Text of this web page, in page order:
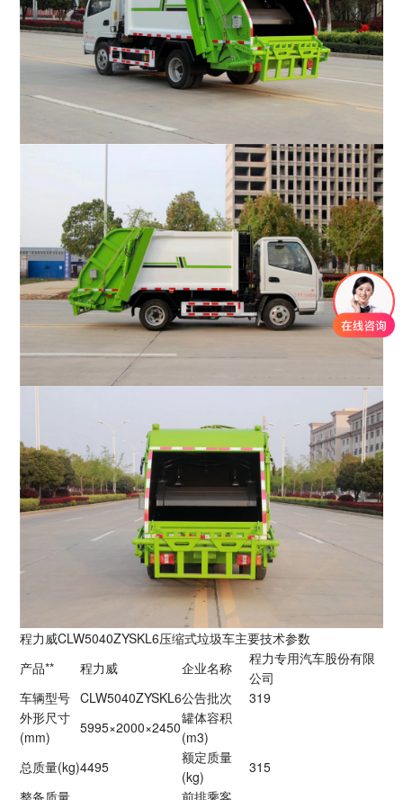
程力威CLW5040ZYSKL6压缩式垃圾车主要技术参数
产品**
程力威 企业名称
程力专用汽车股份有限
公司
车辆型号 CLW5040ZYSKL6公告批次
319
外形尺寸
(mm)
5995×2000×2450
罐体容积
(m3)
总质量(kg)4495
额定质量
(kg)
315
整备质量
前排乘客